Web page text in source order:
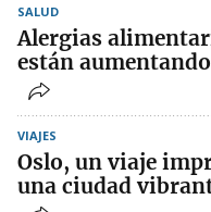
SALUD
Alergias
están
VIAJES
Oslo, un viaje
una ciudad